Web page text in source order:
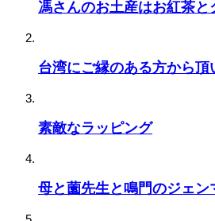
馮さんのお土産はお紅茶と
台湾にご縁のある方から頂
素敵なラッピング
母と薗先生と鳴門のジェン